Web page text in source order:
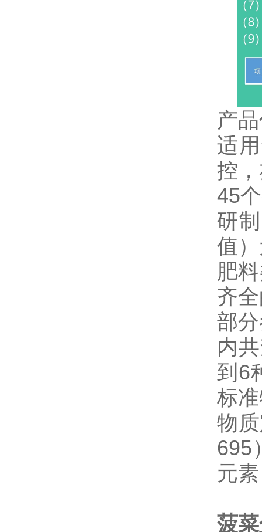
产
适
控
45
研
值
肥
齐
部
内
到6
标
物
695
元
菠